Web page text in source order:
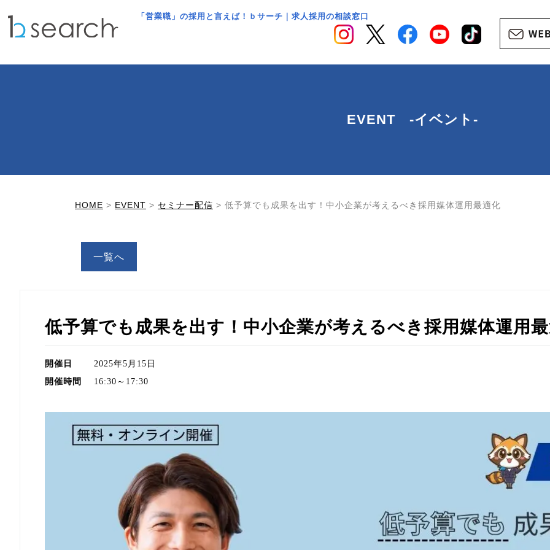
「営業職」の採用と言えば！ｂサーチ｜求人採用の相談窓口
EVENT -イベント-
HOME > EVENT > セミナー配信 > 低予算でも成果を出す！中小企業が考えるべき採用媒体運用最適化
一覧へ
低予算でも成果を出す！中小企業が考えるべき採用媒体運用
開催日
2025年5月15日
開催時間
16:30～17:30